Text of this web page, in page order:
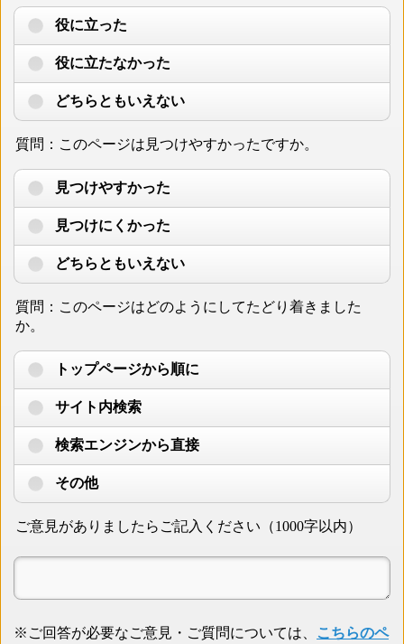
役に立った
役に立たなかった
どちらともいえない
質問：このページは見つけやすかったですか。
見つけやすかった
見つけにくかった
どちらともいえない
質問：このページはどのようにしてたどり着きました
か。
トップページから順に
サイト内検索
検索エンジンから直接
その他
ご意見がありましたらご記入ください（1000字以内）
※ご回答が必要なご意見・ご質問については、
こちらのペ